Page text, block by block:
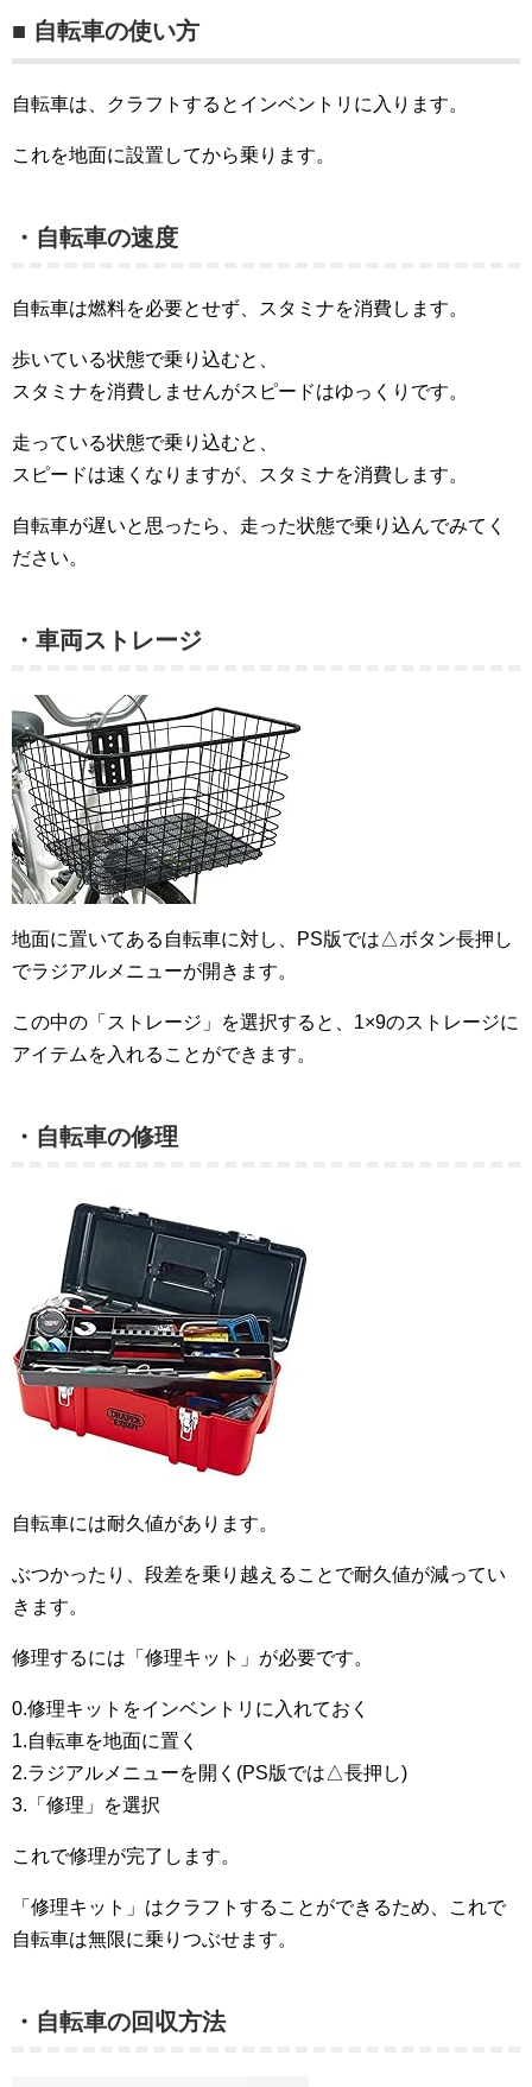
■ 自転車の使い方
自転車は、クラフトするとインベントリに入ります。
これを地面に設置してから乗ります。
・自転車の速度
自転車は燃料を必要とせず、スタミナを消費します。
歩いている状態で乗り込むと、
スタミナを消費しませんがスピードはゆっくりです。
走っている状態で乗り込むと、
スピードは速くなりますが、スタミナを消費します。
自転車が遅いと思ったら、走った状態で乗り込んでみてく
ださい。
・車両ストレージ
地面に置いてある自転車に対し、PS版では△ボタン長押し
でラジアルメニューが開きます。
この中の「ストレージ」を選択すると、1×9のストレージに
アイテムを入れることができます。
・自転車の修理
自転車には耐久値があります。
ぶつかったり、段差を乗り越えることで耐久値が減ってい
きます。
修理するには「修理キット」が必要です。
0.修理キットをインベントリに入れておく
1.自転車を地面に置く
2.ラジアルメニューを開く(PS版では△長押し)
3.「修理」を選択
これで修理が完了します。
「修理キット」はクラフトすることができるため、これで
自転車は無限に乗りつぶせます。
・自転車の回収方法